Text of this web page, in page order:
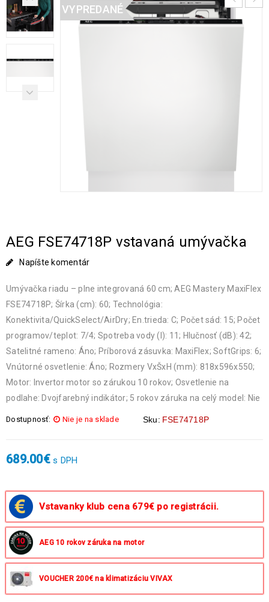
VYPREDANÉ
AEG FSE74718P vstavaná umývačka
Napíšte komentár
Umývačka riadu – plne integrovaná 60 cm; AEG Mastery MaxiFlex
FSE74718P; Šírka (cm): 60; Technológia:
Konektivita/QuickSelect/AirDry; En.trieda: C; Počet sád: 15; Počet
programov/teplot: 7/4; Spotreba vody (l): 11; Hlučnosť (dB): 42;
Satelitné rameno: Áno; Príborová zásuvka: MaxiFlex; SoftGrips: 6;
Vnútorné osvetlenie: Áno; Rozmery VxŠxH (mm): 818x596x550;
Motor: Invertor motor so zárukou 10 rokov; Osvetlenie na
podlahe: Dvojfarebný indikátor; 5 rokov záruka na celý model: Nie
Dostupnosť: Nie je na sklade Sku: FSE74718P
689.00€ s DPH
Vstavanky klub cena 679€ po registrácii.
AEG 10 rokov záruka na motor
VOUCHER 200€ na klimatizáciu VIVAX